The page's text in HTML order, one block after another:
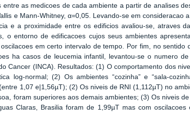
entre as medicoes de cada ambiente a partir de analises
e Mann-Whitney, α=0,05. Levando-se em consideracao
e a proximidade entre os edificios avaliou-se, atraves
o entorno de edificacoes cujos seus ambientes
em certo intervalo de tempo. Por fim, no
ha casos de leucemia infantil, levantou-se o numero
Cancer (INCA). Resultados: (1) O comportamento dos
log-normal; (2) Os ambientes “cozinha” e “sala-
1,07 e|1,56µT); (2) Os niveis de RNI (1,112µT) no
foram superiores aos demais ambientes; (3) Os niveis
Claras, Brasilia foram de 1,99µT mas com